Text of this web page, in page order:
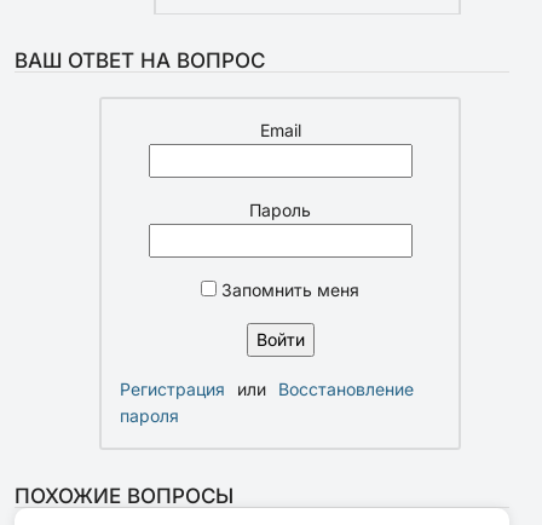
ВАШ ОТВЕТ НА ВОПРОС
Email
Пароль
Запомнить меня
Регистрация или
Восстановление
пароля
ПОХОЖИЕ ВОПРОСЫ